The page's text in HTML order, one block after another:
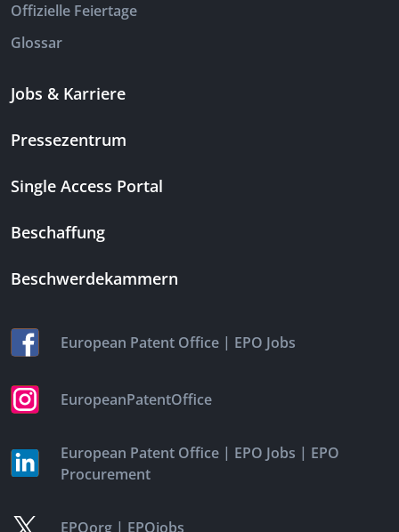
Offizielle Feiertage
Glossar
Jobs & Karriere
Pressezentrum
Single Access Portal
Beschaffung
Beschwerdekammern
European Patent Office | EPO Jobs
EuropeanPatentOffice
European Patent Office | EPO Jobs | EPO
Procurement
EPOorg | EPOjobs